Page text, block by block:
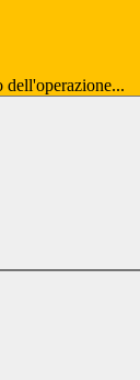
dell'operazione...